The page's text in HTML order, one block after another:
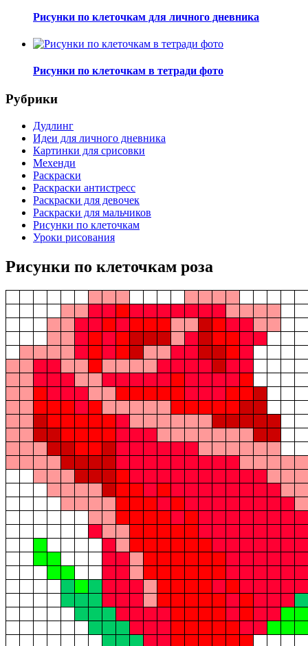
Рисунки по клеточкам для личного дневника
Рисунки по клеточкам в тетради фото
Рубрики
Дудлинг
Идеи для личного дневника
Картинки для срисовки
Мехенди
Раскраски
Раскраски антистресс
Раскраски для девочек
Раскраски для мальчиков
Рисунки по клеточкам
Уроки рисования
Рисунки по клеточкам роза